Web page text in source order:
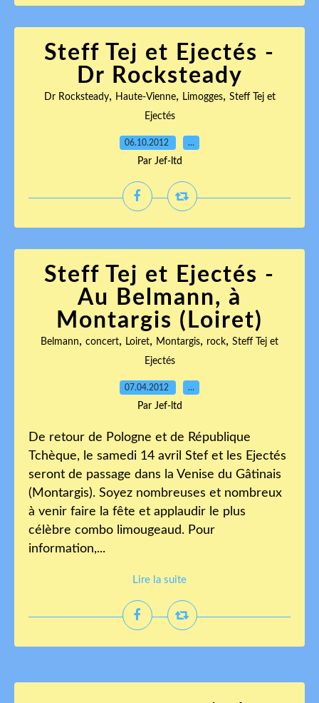
Steff Tej et Ejectés -
Dr Rocksteady
Dr Rocksteady, Haute-Vienne, Limogges, Steff Tej et
Ejectés
06.10.2012 …
Par Jef-ltd
Steff Tej et Ejectés -
Au Belmann, à
Montargis (Loiret)
Belmann, concert, Loiret, Montargis, rock, Steff Tej et
Ejectés
07.04.2012 …
Par Jef-ltd
De retour de Pologne et de République
Tchèque, le samedi 14 avril Stef et les Ejectés
seront de passage dans la Venise du Gâtinais
(Montargis). Soyez nombreuses et nombreux
à venir faire la fête et applaudir le plus
célèbre combo limougeaud. Pour
information,...
Lire la suite